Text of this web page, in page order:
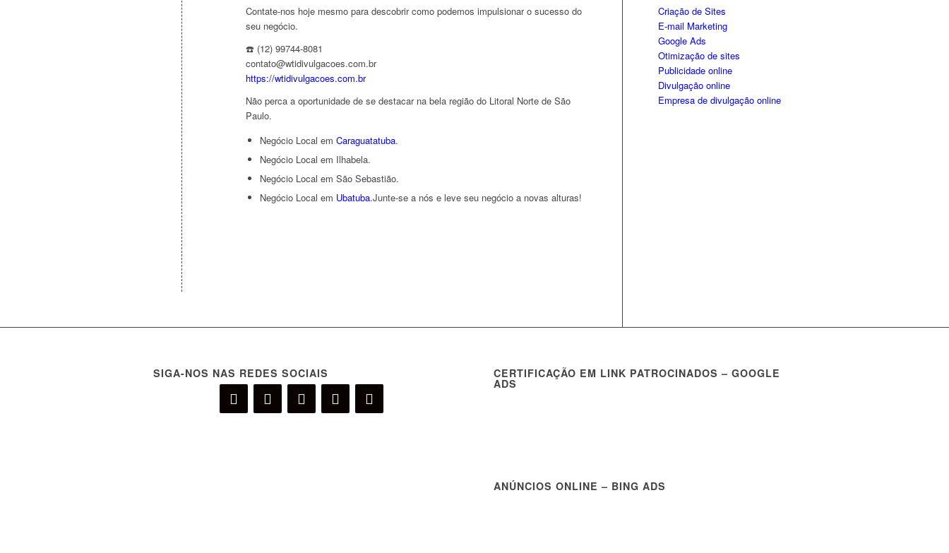
Contate-nos hoje mesmo para descobrir como podemos impulsionar o sucesso do
seu negócio.
☎️ (12) 99744-8081
contato@wtidivulgacoes.com.br
https://wtidivulgacoes.com.br
Não perca a oportunidade de se destacar na bela região do Litoral Norte de São
Paulo.
Negócio Local em Caraguatatuba.
Negócio Local em Ilhabela.
Negócio Local em São Sebastião.
Negócio Local em Ubatuba.Junte-se a nós e leve seu negócio a novas alturas!
Criação de Sites
E-mail Marketing
Google Ads
Otimização de sites
Publicidade online
Divulgação online
Empresa de divulgação online
SIGA-NOS NAS REDES SOCIAIS CERTIFICAÇÃO EM LINK PATROCINADOS – GOOGLE
ADS
ANÚNCIOS ONLINE – BING ADS